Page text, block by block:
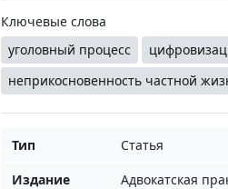
Ключевые слова
уголовный процесс
неприкосновенность частной
Тип
Статья
Издание
Адвокатская